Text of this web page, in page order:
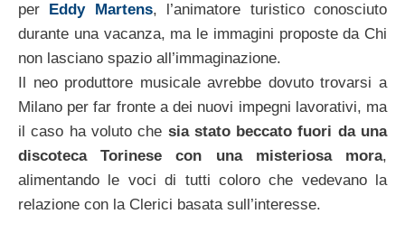
per
Eddy Martens, l’animatore turistico conosciuto
durante una vacanza, ma le immagini proposte da Chi
non lasciano spazio all’immaginazione.
Il neo produttore musicale avrebbe dovuto trovarsi a
Milano per far fronte a dei nuovi impegni lavorativi, ma
il caso ha voluto che sia stato beccato fuori da una
discoteca Torinese con una misteriosa mora,
alimentando le voci di tutti coloro che vedevano la
relazione con la Clerici basata sull’interesse.